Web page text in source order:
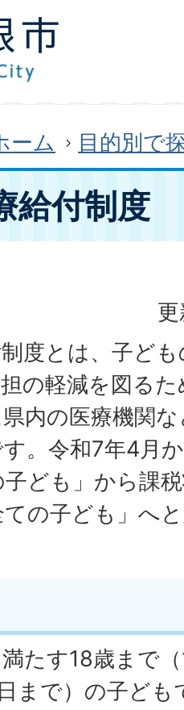
ーム 目的別で
給付制度
度とは、子ど
の軽減を図る
内の医療機関
。令和7年4月
ども」から課
ての子ども」へ
たす18歳まで
まで）の子ども